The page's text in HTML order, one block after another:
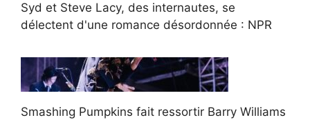
Syd et Steve Lacy, des internautes, se
délectent d'une romance désordonnée : NPR
Smashing Pumpkins fait ressortir Barry Williams